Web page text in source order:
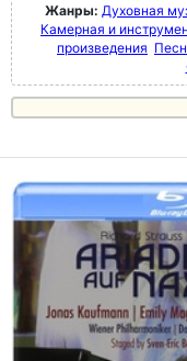
Жанры: Духовная
Камерная и
произведения